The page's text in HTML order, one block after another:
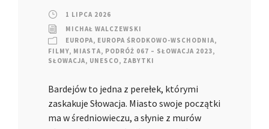
1 LIPCA 2026
MICHAŁ WALCZEWSKI
EUROPA, EUROPA ŚRODKOWO-WSCHODNIA,
FILMY, MIASTA, PODRÓŻ 067 – SŁOWACJA 2023,
SŁOWACJA, UNESCO, ZABYTKI
Bardejów to jedna z perełek, którymi
zaskakuje Słowacja. Miasto swoje początki
ma w średniowieczu, a słynie z murów